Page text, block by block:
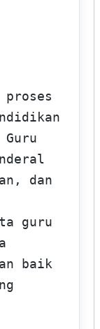
proses
dan
guru
baik